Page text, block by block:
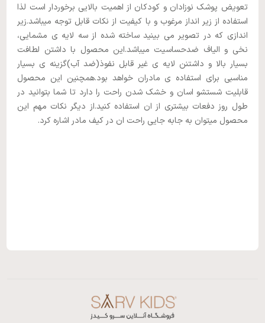
تعویض پوشک نوزادان و کودکان از اهمیت بالایی برخوردار است لذا
استفاده از زیر انداز مرغوب و با کیفیت از نکات قابل توجه میباشد.زیر
اندازی که در تصویر می بینید ساخته شده از سه لایه ی مشمایی،
نخی و الیاف ضدحساسیت میباشد.این محصول با داشتن لطافت
بسیار بالا و داشتنن لایه ی غیر قابل نفوذ(ضد آب)گزینه ی بسیار
مناسبی برای استفاده ی مادران خواهد بود.همچنین این محصول
قابلیت شستشو اسان و خشک شدن راحت را دارد تا شما بتوانید در
طول روز دفعات بیشتری از ان استفاده کنید.از دیگر نکات مهم این
محصول میتوان به جابه جایی راحت ان در کیف مادر اشاره کرد.